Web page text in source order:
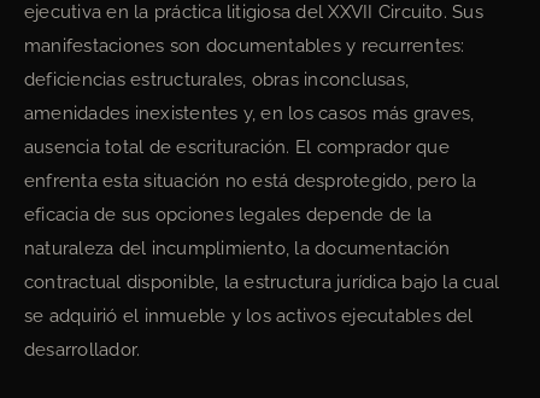
ejecutiva en la práctica litigiosa del XXVII Circuito. Sus
manifestaciones son documentables y recurrentes:
deficiencias estructurales, obras inconclusas,
amenidades inexistentes y, en los casos más graves,
ausencia total de escrituración. El comprador que
enfrenta esta situación no está desprotegido, pero la
eficacia de sus opciones legales depende de la
naturaleza del incumplimiento, la documentación
contractual disponible, la estructura jurídica bajo la cual
se adquirió el inmueble y los activos ejecutables del
desarrollador.